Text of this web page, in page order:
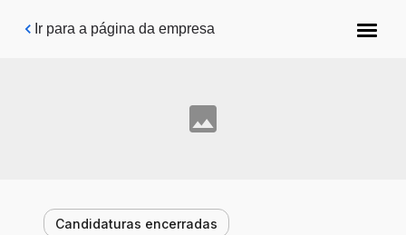
Pular para o conteúdo principal
Ir para a página da empresa
Candidaturas encerradas